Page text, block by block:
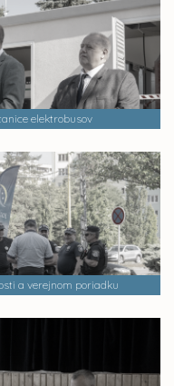
elektrobusov
a verejnom poriadku